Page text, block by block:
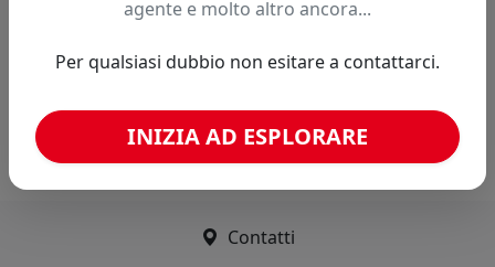
Confronta con articoli simili
Caricamento confronto...
Contatti
agente e molto altro ancora...
Per qualsiasi dubbio non esitare a contattarci.
INIZIA AD ESPLORARE